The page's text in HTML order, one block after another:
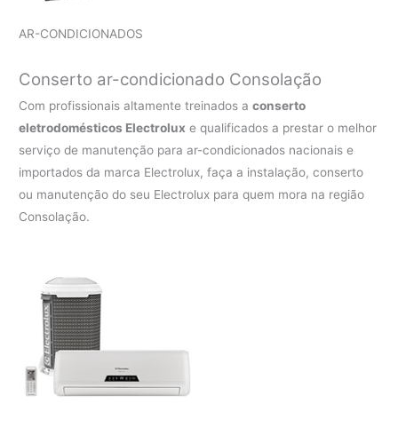
AR-CONDICIONADOS
Conserto ar-condicionado Consolação
Com profissionais altamente treinados aconserto
eletrodomésticos Electrolux e qualificados a prestar o melhor
serviço de manutenção para ar-condicionados nacionais e
importados da marca Electrolux, faça a instalação, conserto
ou manutenção do seu Electrolux para quem mora na região
Consolação.